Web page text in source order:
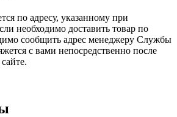
по адресу, указанному при
необходимо доставить товар по
сообщить адрес менеджеру Службы
с вами непосредственно после